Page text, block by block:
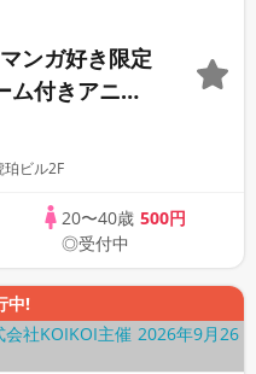
ンガ好き限定
付きアニメ
ビル2F
20〜40歳 500円
◎受付中
中!